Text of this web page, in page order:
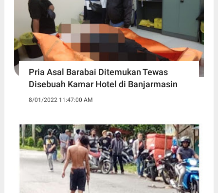
Pria Asal Barabai Ditemukan Tewas
Disebuah Kamar Hotel di Banjarmasin
8/01/2022 11:47:00 AM